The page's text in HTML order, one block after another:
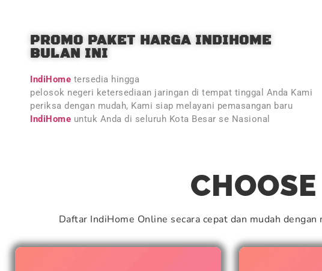
PROMO PAKET HARGA INDIHOME
BULAN INI
IndiHome tersedia hingga
pelosok negeri ketersediaan jaringan di tempat tinggal Anda Kami
periksa dengan mudah, Kami siap melayani pemasangan baru
IndiHome untuk Anda di seluruh Kota Besar se Nasional
Daftar IndiHome Online secara cepat dan mudah